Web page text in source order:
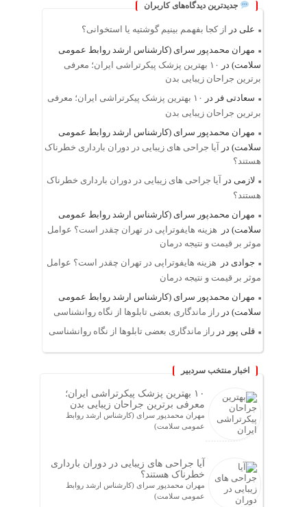
جدیدترین دیدگاه‌های کاربران
علی در
از کجا بفهمم بینیم گوشتیه یا استخوانی؟
مهران محمدپور سرای (کارشناس ارشد روابط عمومی
سلامت) در
۱۰ بهترین پزشک پیکرتراشی ایران؛ معرفی
برترین جراحان زیبایی بدن
سعادتی فر در
۱۰ بهترین پزشک پیکرتراشی ایران؛ معرفی
برترین جراحان زیبایی بدن
مهران محمدپور سرای (کارشناس ارشد روابط عمومی
سلامت) در
آیا جراحی های زیبایی در دوران بارداری خطرناک
هستند؟
لازمی در
آیا جراحی های زیبایی در دوران بارداری خطرناک
هستند؟
مهران محمدپور سرای (کارشناس ارشد روابط عمومی
سلامت) در
هزینه هایفوتراپی در تهران چقدر است؟ عوامل
موثر بر قیمت و نتیجه درمان
جوادی در
هزینه هایفوتراپی در تهران چقدر است؟ عوامل
موثر بر قیمت و نتیجه درمان
مهران محمدپور سرای (کارشناس ارشد روابط عمومی
سلامت) در راز ماندگاری بعضی تابلوها از نگاه روانشناسی
قلی پور در راز ماندگاری بعضی تابلوها از نگاه روانشناسی
اخبار منتخب سردبیر
۱۰ بهترین پزشک پیکرتراشی ایران؛
معرفی برترین جراحان زیبایی بدن
مهران محمدپور سرای (کارشناس ارشد روابط
عمومی سلامت)
آیا جراحی های زیبایی در دوران بارداری
خطرناک هستند؟
مهران محمدپور سرای (کارشناس ارشد روابط
عمومی سلامت)